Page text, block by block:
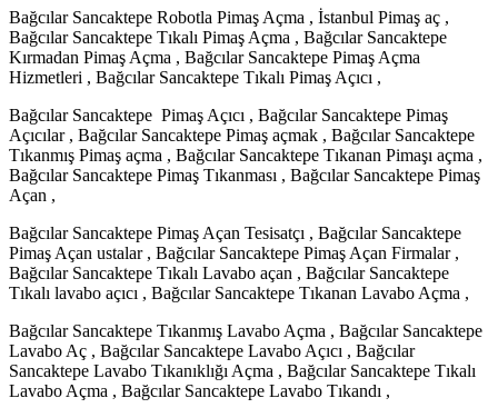
Bağcılar Sancaktepe Robotla Pimaş Açma , İstanbul Pimaş aç ,
Bağcılar Sancaktepe Tıkalı Pimaş Açma , Bağcılar Sancaktepe
Kırmadan Pimaş Açma , Bağcılar Sancaktepe Pimaş Açma
Hizmetleri , Bağcılar Sancaktepe Tıkalı Pimaş Açıcı ,
Bağcılar Sancaktepe Pimaş Açıcı , Bağcılar Sancaktepe Pimaş
Açıcılar , Bağcılar Sancaktepe Pimaş açmak , Bağcılar Sancaktepe
Tıkanmış Pimaş açma , Bağcılar Sancaktepe Tıkanan Pimaşı açma ,
Bağcılar Sancaktepe Pimaş Tıkanması , Bağcılar Sancaktepe Pimaş
Açan ,
Bağcılar Sancaktepe Pimaş Açan Tesisatçı , Bağcılar Sancaktepe
Pimaş Açan ustalar , Bağcılar Sancaktepe Pimaş Açan Firmalar ,
Bağcılar Sancaktepe Tıkalı Lavabo açan , Bağcılar Sancaktepe
Tıkalı lavabo açıcı , Bağcılar Sancaktepe Tıkanan Lavabo Açma ,
Bağcılar Sancaktepe Tıkanmış Lavabo Açma , Bağcılar Sancaktepe
Lavabo Aç , Bağcılar Sancaktepe Lavabo Açıcı , Bağcılar
Sancaktepe Lavabo Tıkanıklığı Açma , Bağcılar Sancaktepe Tıkalı
Lavabo Açma , Bağcılar Sancaktepe Lavabo Tıkandı ,